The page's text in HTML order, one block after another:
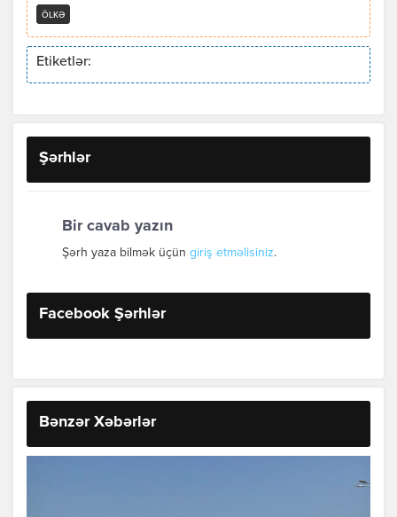
ÖLKƏ
Etiketlər:
Şərhlər
Bir cavab yazın
Şərh yaza bilmək üçün giriş etməlisiniz.
Facebook Şərhlər
Bənzər Xəbərlər